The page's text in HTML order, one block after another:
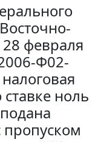
28 февраля
Ф02-
ноль